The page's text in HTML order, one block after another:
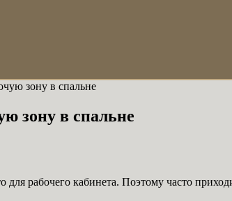
зону в спальне
зону в спальне
рабочего кабинета. Поэтому часто